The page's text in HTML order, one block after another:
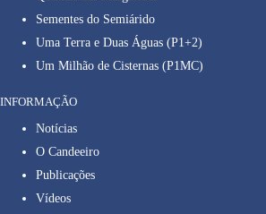
Sementes do Semiárido
Uma Terra e Duas Águas (P1+2)
Um Milhão de Cisternas (P1MC)
INFORMAÇÃO
Notícias
O Candeeiro
Publicações
Vídeos